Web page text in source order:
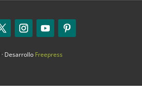
Desarrollo Freepress